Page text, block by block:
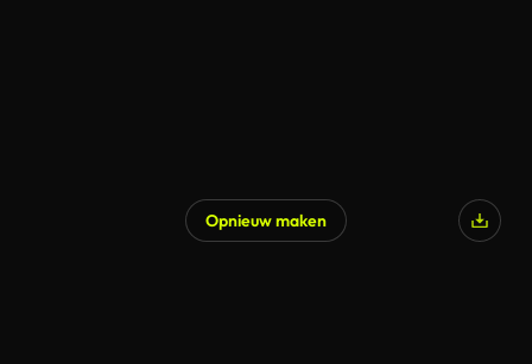
Opnieuw maken